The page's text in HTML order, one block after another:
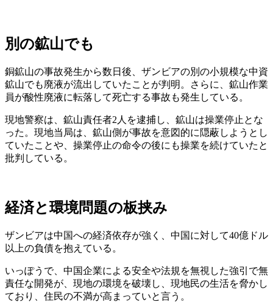
別の鉱山でも
銅鉱山の事故発生から数日後、ザンビアの別の小規模な中資
鉱山でも廃液が流出していたことが判明。さらに、鉱山作業
員が酸性廃液に転落して死亡する事故も発生している。
現地警察は、鉱山責任者2人を逮捕し、鉱山は操業停止とな
った。現地当局は、鉱山側が事故を意図的に隠蔽しようとし
ていたことや、操業停止の命令の後にも操業を続けていたと
批判している。
経済と環境問題の板挟み
ザンビアは中国への経済依存が強く、中国に対して40億ドル
以上の負債を抱えている。
いっぽうで、中国企業による安全や法規を無視した強引で無
責任な開発が、現地の環境を破壊し、現地民の生活を脅かし
ており、住民の不満が高まっていと言う。